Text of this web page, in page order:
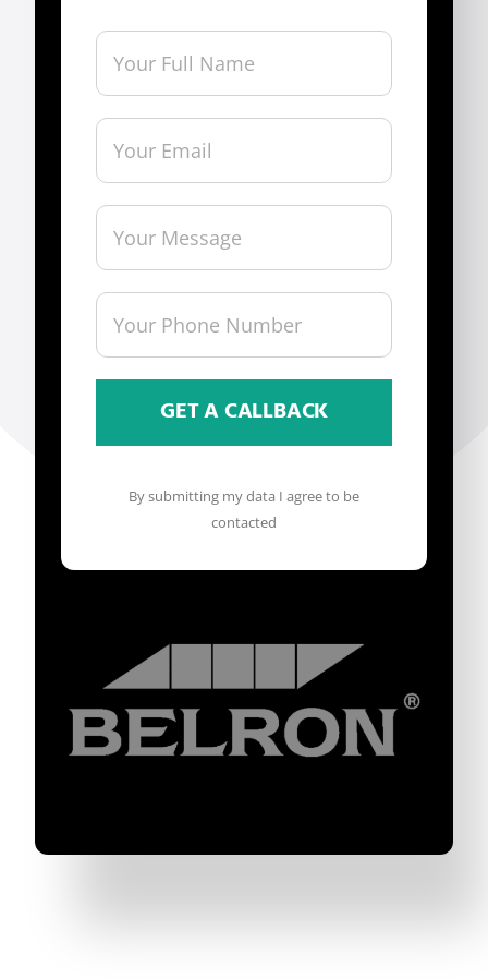
By submitting my data I agree to be
contacted